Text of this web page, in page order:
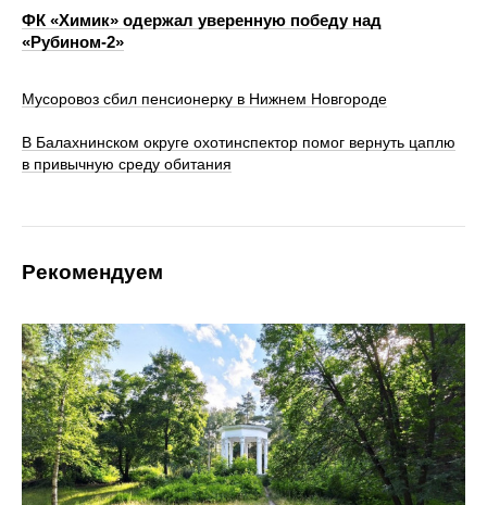
ФК «Химик» одержал уверенную победу над
«Рубином‑2»
Мусоровоз сбил пенсионерку в Нижнем Новгороде
В Балахнинском округе охотинспектор помог вернуть цаплю
в привычную среду обитания
Рекомендуем